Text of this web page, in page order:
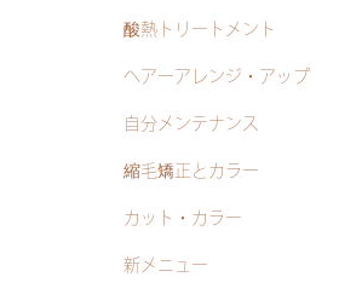
酸熱トリートメント
ヘアーアレンジ・アップ
自分メンテナンス
縮毛矯正とカラー
カット・カラー
新メニュー